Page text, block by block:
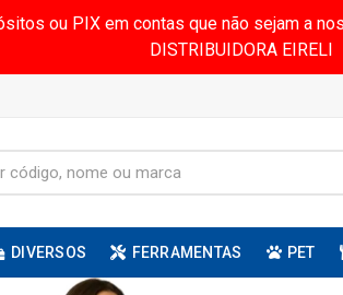
ou PIX em contas que não sejam a
DISTRIBUIDORA EIRELI
DIVERSOS FERRAMENTAS PET